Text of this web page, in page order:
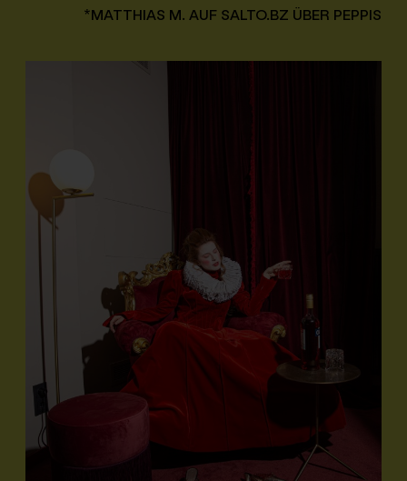
*MATTHIAS M. AUF SALTO.BZ ÜBER PEPPIS